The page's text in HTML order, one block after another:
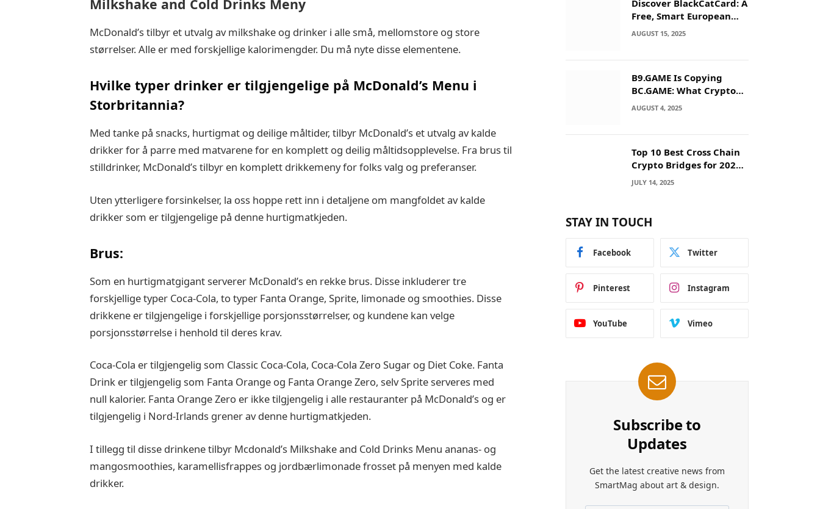
Milkshake and Cold Drinks Meny
McDonald’s tilbyr et utvalg av milkshake og drinker i alle små, mellomstore og store
størrelser. Alle er med forskjellige kalorimengder. Du må nyte disse elementene.
Hvilke typer drinker er tilgjengelige på McDonald’s Menu i
Storbritannia?
Med tanke på snacks, hurtigmat og deilige måltider, tilbyr McDonald’s et utvalg av kalde
drikker for å parre med matvarene for en komplett og deilig måltidsopplevelse. Fra brus til
stilldrinker, McDonald’s tilbyr en komplett drikkemeny for folks valg og preferanser.
Uten ytterligere forsinkelser, la oss hoppe rett inn i detaljene om mangfoldet av kalde
drikker som er tilgjengelige på denne hurtigmatkjeden.
Brus:
Som en hurtigmatgigant serverer McDonald’s en rekke brus. Disse inkluderer tre
forskjellige typer Coca-Cola, to typer Fanta Orange, Sprite, limonade og smoothies. Disse
drikkene er tilgjengelige i forskjellige porsjonsstørrelser, og kundene kan velge
porsjonsstørrelse i henhold til deres krav.
Coca-Cola er tilgjengelig som Classic Coca-Cola, Coca-Cola Zero Sugar og Diet Coke. Fanta
Drink er tilgjengelig som Fanta Orange og Fanta Orange Zero, selv Sprite serveres med
null kalorier. Fanta Orange Zero er ikke tilgjengelig i alle restauranter på McDonald’s og er
tilgjengelig i Nord-Irlands grener av denne hurtigmatkjeden.
I tillegg til disse drinkene tilbyr Mcdonald’s Milkshake and Cold Drinks Menu ananas- og
mangosmoothies, karamellisfrappes og jordbærlimonade frosset på menyen med kalde
drikker.
Discover BlackCatCard: A
Free, Smart European
IBAN & Crypto Card
AUGUST 15, 2025
B9.GAME Is Copying
BC.GAME: What Crypto
Users Need to Know
AUGUST 4, 2025
Top 10 Best Cross Chain
Crypto Bridges for 2025:
Seamless
Interoperability Across
JULY 14, 2025
STAY IN TOUCH
Facebook Twitter
Pinterest Instagram
YouTube Vimeo
Subscribe to
Updates
Get the latest creative news from
SmartMag about art & design.